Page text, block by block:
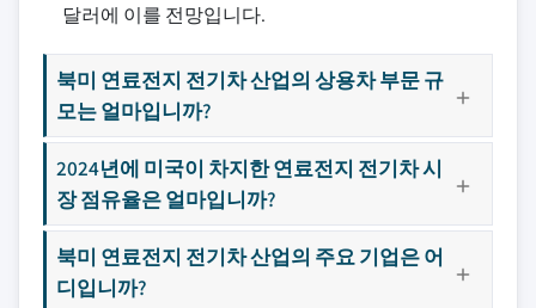
달러에 이를 전망입니다.
북미 연료전지 전기차 산업의 상용차 부문 규
모는 얼마입니까?
2024년에 미국이 차지한 연료전지 전기차 시
장 점유율은 얼마입니까?
북미 연료전지 전기차 산업의 주요 기업은 어
디입니까?